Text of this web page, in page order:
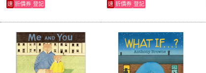
速 折價券 登記 速 折價券 登記